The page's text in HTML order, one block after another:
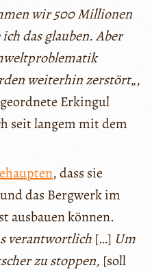
wir 500 Millionen
das glauben. Aber
weiterhin zerstört„,
Erkingul
seit langem mit dem
, dass sie
das Bergwerk im
ausbauen können.
verantwortlich […] Um
zu stoppen, [soll